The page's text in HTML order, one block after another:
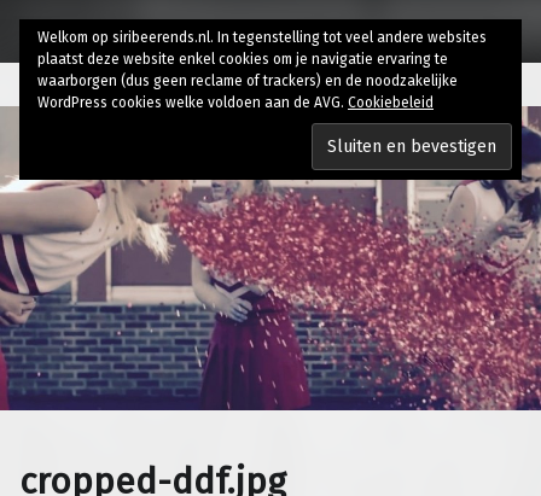
cropped-ddf.jpg
Welkom op siribeerends.nl. In tegenstelling tot veel andere websites
plaatst deze website enkel cookies om je navigatie ervaring te
waarborgen (dus geen reclame of trackers) en de noodzakelijke
WordPress cookies welke voldoen aan de AVG. Cookiebeleid